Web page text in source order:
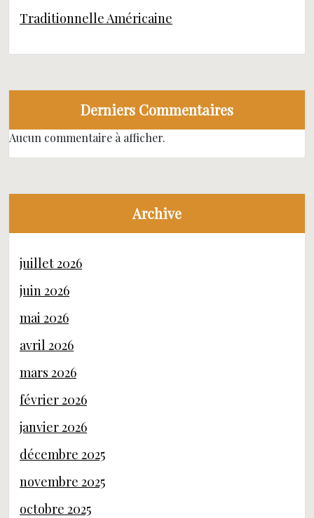
Traditionnelle Américaine
Derniers Commentaires
Aucun commentaire à afficher.
Archive
juillet 2026
juin 2026
mai 2026
avril 2026
mars 2026
février 2026
janvier 2026
décembre 2025
novembre 2025
octobre 2025